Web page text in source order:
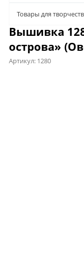
Товары для
Вышивка
острова»
Артикул: 1280